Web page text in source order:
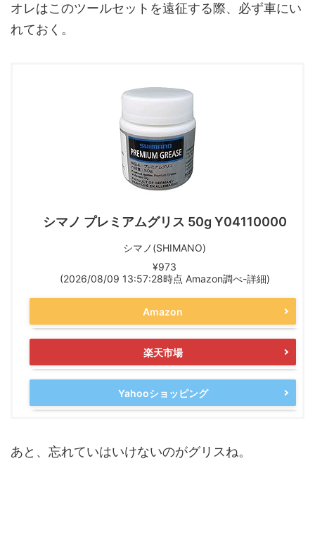
オレはこのツールセットを遠征する際、必ず車にい
れておく。
シマノ プレミアムグリス 50g Y04110000
シマノ(SHIMANO)
¥973
(2026/08/09 13:57:28時点 Amazon調べ-詳細)
Amazon
楽天市場
Yahooショッピング
あと、忘れていはいけないのがグリスね。